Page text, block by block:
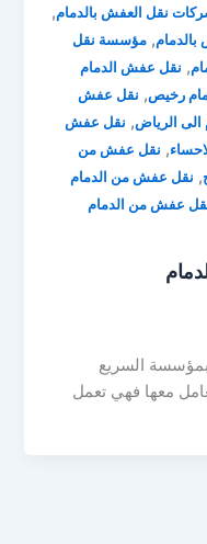
نقل العفش بالدمام,
,مؤسسة نقل
, نقل عفش الدمام
رخيص, نقل عفش
الرياض, نقل عفش
, نقل عفش من
, نقل عفش من الدمام
عفش من الدمام
السريع
معها فهي تعمل